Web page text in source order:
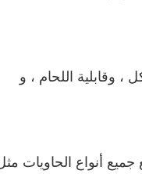
وقابلية اللحام ، و
أنواع الحاويات